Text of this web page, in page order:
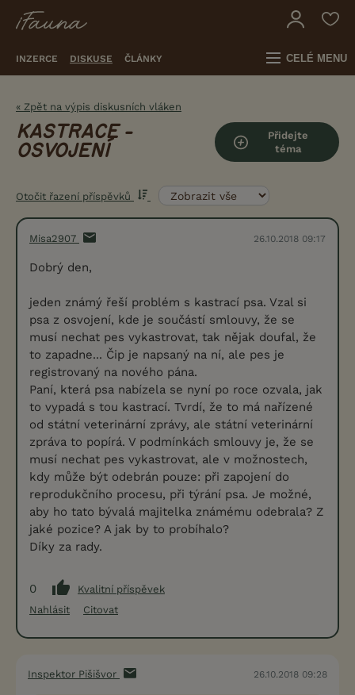
INZERCE DISKUSE ČLÁNKY CELÉ MENU
« Zpět na výpis diskusních vláken
KASTRACE -
OSVOJENÍ
Přidejte
téma
Otočit řazení příspěvků
Misa2907 26.10.2018 09:17
Dobrý den,
jeden známý řeší problém s kastrací psa. Vzal si
psa z osvojení, kde je součástí smlouvy, že se
musí nechat pes vykastrovat, tak nějak doufal, že
to zapadne... Čip je napsaný na ní, ale pes je
registrovaný na nového pána.
Paní, která psa nabízela se nyní po roce ozvala, jak
to vypadá s tou kastrací. Tvrdí, že to má nařízené
od státní veterinární zprávy, ale státní veterinární
zpráva to popírá. V podmínkách smlouvy je, že se
musí nechat pes vykastrovat, ale v možnostech,
kdy může být odebrán pouze: při zapojení do
reprodukčního procesu, při týrání psa. Je možné,
aby ho tato bývalá majitelka známému odebrala? Z
jaké pozice? A jak by to probíhalo?
Díky za rady.
0
Kvalitní příspěvek
Nahlásit
Citovat
Inspektor Pišišvor 26.10.2018 09:28